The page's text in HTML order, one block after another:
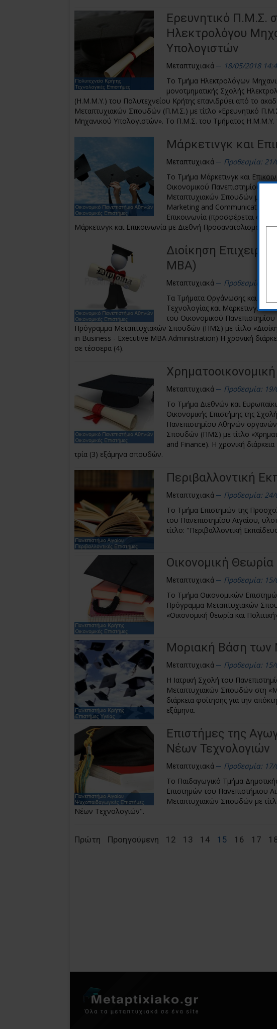
Ερευνητικό Π.Μ.Σ.
Ηλεκτρολόγου
Υπολογιστών
Μεταπτυχιακά
18/05/2018
Το Τμήμα Ηλεκτρολόγων
μονοτμηματικής Σχολής
(Η.Μ.Μ.Υ.) του Πολυτεχνείου Κρήτης επανιδρύει από το
Μεταπτυχιακών Σπουδών (Π.Μ.Σ.) με τίτλο «Ερευνητικό
Μηχανικού Υπολογιστών». Το Π.Μ.Σ. του Τμήματος Η.Μ.Μ.Υ.
Μάρκετινγκ και
Μεταπτυχιακά
Προθεσμία: 21/
Το Τμήμα Μάρκετινγκ και
Οικονομικού Πανεπιστημίου
Μεταπτυχιακών Σπουδών με
Marketing and Communication) με
Επικοινωνία (προσφέρεται σε
Μάρκετινγκ και Επικοινωνία με Διεθνή Προσανατολισμό
Διοίκηση
MBA)
Μεταπτυχιακά
Προθεσμία: 22/
Tα Τμήματα Οργάνωσης και
Τεχνολογίας και Μάρκετινγκ και
του Οικονομικού
Πρόγραμμα Μεταπτυχιακών Σπουδών (ΠΜΣ) με τίτλο
in Business - Executive MBA Administration) Η χρονική
σε τέσσερα (4).
Μεταπτυχιακά
Προθεσμία: 19/
Το Τμήμα Διεθνών και
Οικονομικής Επιστήμης της
Πανεπιστημίου Αθηνών
Σπουδών (ΠΜΣ) με τίτλο
and Finance). Η χρονική
τρία (3) εξάμηνα σπουδών.
Περιβαλλοντική
Μεταπτυχιακά
Προθεσμία: 24/
Το Τμήμα Επιστημών της
του Πανεπιστημίου Αιγαίου,
τίτλο: "Περιβαλλοντική
Οικονομική Θεωρία
Μεταπτυχιακά
Προθεσμία: 15/
Το Τμήμα Οικονομικών
Πρόγραμμα Μεταπτυχιακών
«Οικονομική θεωρία και
Μοριακή Βάση των
Μεταπτυχιακά
Προθεσμία: 15/
Η Ιατρική Σχολή του
Μεταπτυχιακών Σπουδών στη
διάρκεια φοίτησης για την
εξάμηνα.
Επιστήμες της
Νέων Τεχνολογιών
Μεταπτυχιακά
Προθεσμία: 17/
Το Παιδαγωγικό Τμήμα
Επιστημών του Πανεπιστήμιου
Μεταπτυχιακών Σπουδών με
Νέων Τεχνολογιών".
Πρώτη Προηγούμενη 12 13 14 15 16 17